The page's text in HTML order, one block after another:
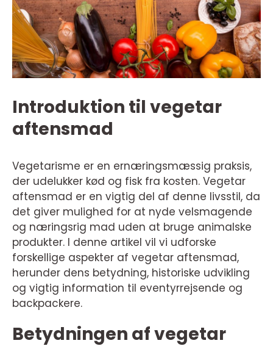
Introduktion til vegetar
aftensmad
Vegetarisme er en ernæringsmæssig praksis,
der udelukker kød og fisk fra kosten. Vegetar
aftensmad er en vigtig del af denne livsstil, da
det giver mulighed for at nyde velsmagende
og næringsrig mad uden at bruge animalske
produkter. I denne artikel vil vi udforske
forskellige aspekter af vegetar aftensmad,
herunder dens betydning, historiske udvikling
og vigtig information til eventyrrejsende og
backpackere.
Betydningen af vegetar